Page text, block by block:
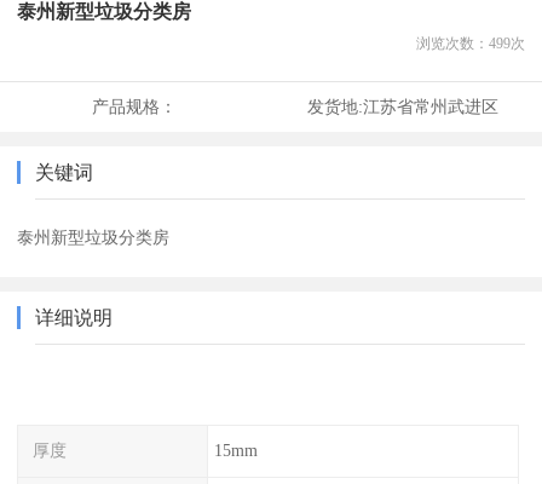
泰州新型垃圾分类房
浏览次数： 499次
产品规格： 发货地:江苏省常州武进区
关键词
泰州新型垃圾分类房
详细说明
厚度 15mm